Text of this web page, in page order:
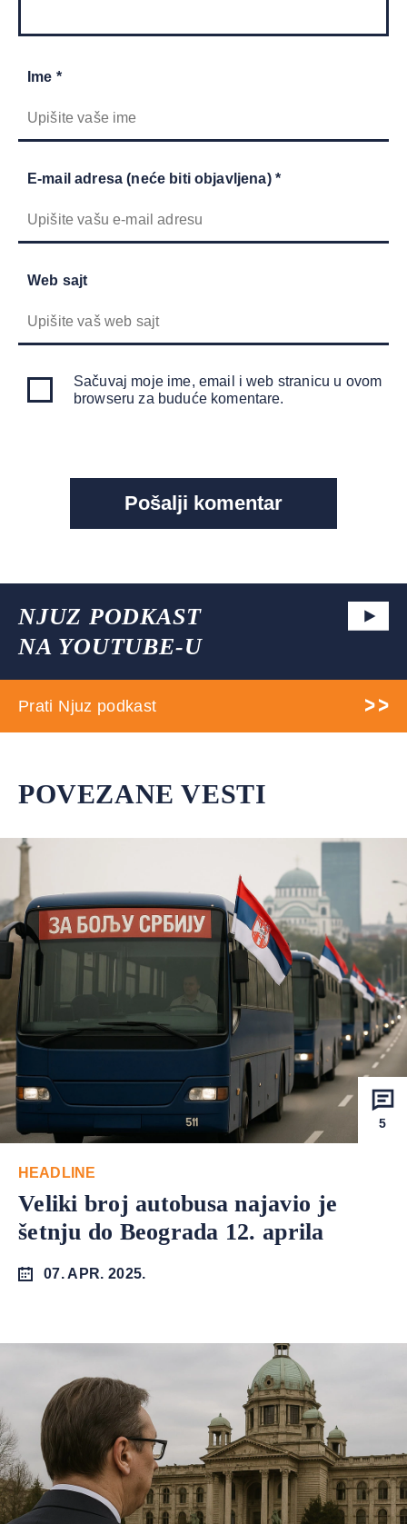
Ime *
E-mail adresa (neće biti objavljena) *
Web sajt
Sačuvaj moje ime, email i web stranicu u ovom
browseru za buduće komentare.
NJUZ PODKAST
NA YOUTUBE-U
Prati Njuz podkast
POVEZANE VESTI
5
HEADLINE
Veliki broj autobusa najavio je
šetnju do Beograda 12. aprila
07. APR. 2025.